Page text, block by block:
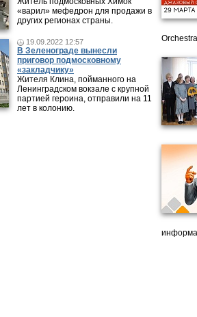
«варил» мефедрон для продажи в
других регионах страны.
19.09.2022 12:57
В Зеленограде вынесли
приговор подмосковному
«закладчику»
Жителя Клина, пойманного на
Ленинградском вокзале с крупной
партией героина, отправили на 11
лет в колонию.